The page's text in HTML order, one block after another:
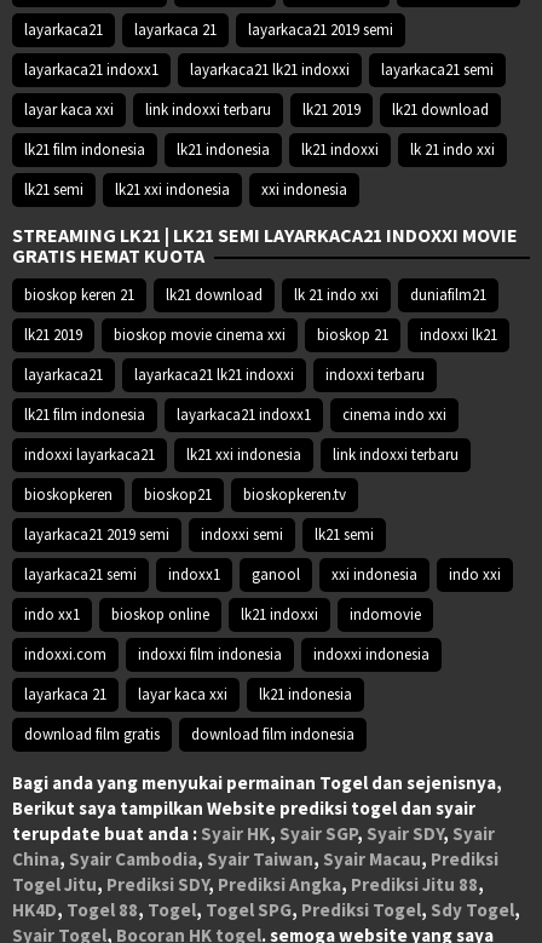
layarkaca21
layarkaca 21
layarkaca21 2019 semi
layarkaca21 indoxx1
layarkaca21 lk21 indoxxi
layarkaca21 semi
layar kaca xxi
link indoxxi terbaru lk21 2019
lk21 download
lk21 film indonesia
lk21 indonesia lk21 indoxxi
lk 21 indo xxi
lk21 semi
lk21 xxi indonesia xxi indonesia
STREAMING LK21 | LK21 SEMI LAYARKACA21 INDOXXI MOVIE
GRATIS HEMAT KUOTA
bioskop keren 21 lk21 download lk 21 indo xxi
duniafilm21
lk21 2019
bioskop movie cinema xxi bioskop 21
indoxxi lk21
layarkaca21
layarkaca21 lk21 indoxxi
indoxxi terbaru
lk21 film indonesia
layarkaca21 indoxx1
cinema indo xxi
indoxxi layarkaca21
lk21 xxi indonesia
link indoxxi terbaru
bioskopkeren
bioskop21
bioskopkeren.tv
layarkaca21 2019 semi
indoxxi semi
lk21 semi
layarkaca21 semi
indoxx1 ganool xxi indonesia
indo xxi
indo xx1
bioskop online lk21 indoxxi
indomovie
indoxxi.com
indoxxi film indonesia
indoxxi indonesia
layarkaca 21
layar kaca xxi
lk21 indonesia
download film gratis
download film indonesia
Bagi anda yang menyukai permainan Togel dan sejenisnya,
Berikut saya tampilkan Website prediksi togel dan syair
terupdate buat anda : Syair HK, Syair SGP, Syair SDY, Syair
China, Syair Cambodia, Syair Taiwan, Syair Macau, Prediksi
Togel Jitu, Prediksi SDY, Prediksi Angka, Prediksi Jitu 88,
HK4D, Togel 88, Togel, Togel SPG, Prediksi Togel, Sdy Togel,
Syair Togel, Bocoran HK togel. semoga website yang saya